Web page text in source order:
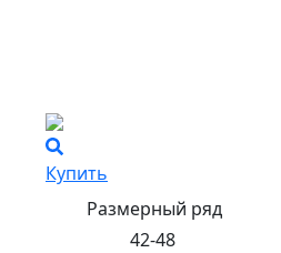
Купить
Размерный ряд
42-48